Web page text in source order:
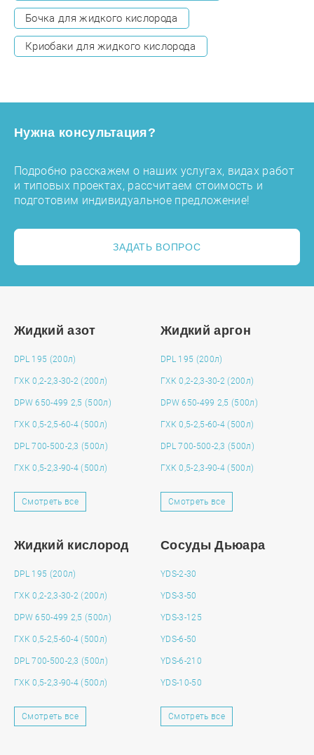
Бочка для жидкого кислорода
Криобаки для жидкого кислорода
Нужна консультация?
Подробно расскажем о наших услугах, видах работ
и типовых проектах, рассчитаем стоимость и
подготовим индивидуальное предложение!
ЗАДАТЬ ВОПРОС
Жидкий азот
DPL 195 (200л)
ГХК 0,2-2,3-30-2 (200л)
DPW 650-499 2,5 (500л)
ГХК 0,5-2,5-60-4 (500л)
DPL 700-500-2,3 (500л)
ГХК 0,5-2,3-90-4 (500л)
Смотреть все
Жидкий аргон
DPL 195 (200л)
ГХК 0,2-2,3-30-2 (200л)
DPW 650-499 2,5 (500л)
ГХК 0,5-2,5-60-4 (500л)
DPL 700-500-2,3 (500л)
ГХК 0,5-2,3-90-4 (500л)
Смотреть все
Жидкий кислород
DPL 195 (200л)
ГХК 0,2-2,3-30-2 (200л)
DPW 650-499 2,5 (500л)
ГХК 0,5-2,5-60-4 (500л)
DPL 700-500-2,3 (500л)
ГХК 0,5-2,3-90-4 (500л)
Смотреть все
Сосуды Дьюара
YDS-2-30
YDS-3-50
YDS-3-125
YDS-6-50
YDS-6-210
YDS-10-50
Смотреть все